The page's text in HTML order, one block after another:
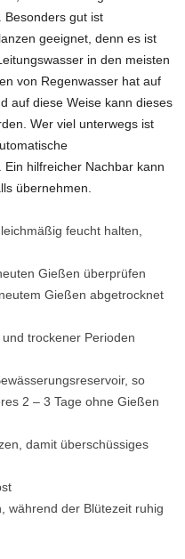
Besonders gut ist
geeignet, denn es ist
in den meisten
von Regenwasser hat auf
auf diese Weise kann dieses
Wer viel unterwegs ist
hilfreicher Nachbar kann
übernehmen.
feucht halten,
Gießen überprüfen
Gießen abgetrocknet
trockener Perioden
so
2 – 3 Tage ohne Gießen
damit überschüssiges
während der Blütezeit ruhig